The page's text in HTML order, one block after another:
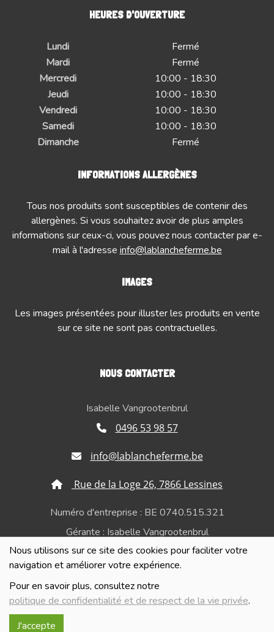
Nous utilisons sur ce site des cookies pour faciliter votre
navigation et améliorer votre expérience.
Pour en savoir plus, consultez notre
politique de confidentialité et de respect de la vie privée.
J'accepte
HEURES D'OUVERTURE
Lundi
Fermé
Mardi
Fermé
Mercredi
10:00 - 18:30
Jeudi
10:00 - 18:30
Vendredi
10:00 - 18:30
Samedi
10:00 - 18:30
Dimanche
Fermé
INFORMATIONS ALLERGÈNES
Tous nos produits sont susceptibles de contenir des
allergènes. Si vous souhaitez avoir de plus amples
informations sur ceux-ci, vous pouvez nous contacter par e-
mail à l'adresse info@lablancheferme.be
IMAGES
Les images présentées pour illuster les produits en vente
sur ce site ne sont pas contractuelles.
NOUS CONTACTER
Isabelle Vangrootenbrul
0496 53 98 57
info@lablancheferme.be
Rue de la Loge 26, 7866 Lessines
Numéro d'entreprise : BE 0740.515.321
Gérante : Isabelle Vangrootenbrul
Politique de confidentialité et de respect de la vie
privée